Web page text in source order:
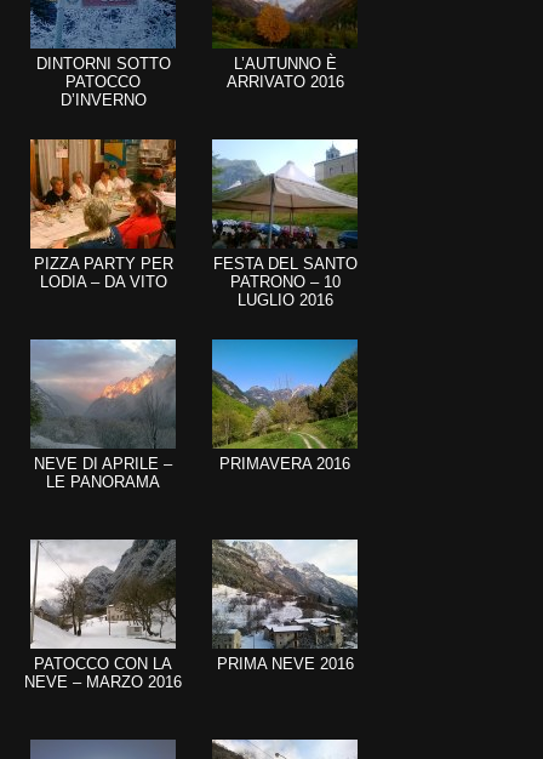
DINTORNI SOTTO
PATOCCO
D’INVERNO
L’AUTUNNO È
ARRIVATO 2016
PIZZA PARTY PER
LODIA – DA VITO
FESTA DEL SANTO
PATRONO – 10
LUGLIO 2016
NEVE DI APRILE –
LE PANORAMA
PRIMAVERA 2016
PATOCCO CON LA
NEVE – MARZO 2016
PRIMA NEVE 2016